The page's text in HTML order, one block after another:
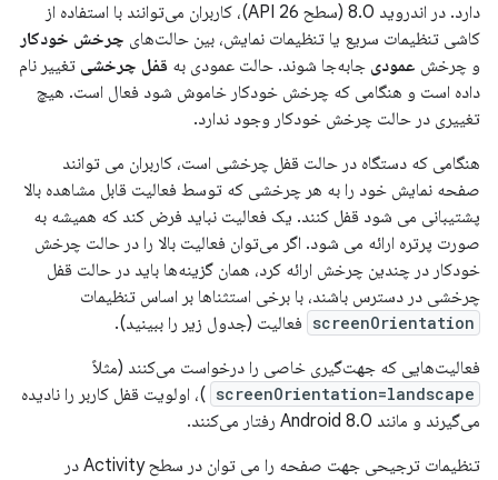
دارد. در اندروید 8.0 (سطح API 26)، کاربران می‌توانند با استفاده از
کاشی تنظیمات سریع یا تنظیمات نمایش، بین حالت‌های چرخش خودکار
و چرخش عمودی جابه‌جا شوند. حالت عمودی به قفل چرخشی تغییر نام
داده است و هنگامی که چرخش خودکار خاموش شود فعال است. هیچ
تغییری در حالت چرخش خودکار وجود ندارد.
هنگامی که دستگاه در حالت قفل چرخشی است، کاربران می توانند
صفحه نمایش خود را به هر چرخشی که توسط فعالیت قابل مشاهده بالا
پشتیبانی می شود قفل کنند. یک فعالیت نباید فرض کند که همیشه به
صورت پرتره ارائه می شود. اگر می‌توان فعالیت بالا را در حالت چرخش
خودکار در چندین چرخش ارائه کرد، همان گزینه‌ها باید در حالت قفل
چرخشی در دسترس باشند، با برخی استثناها بر اساس تنظیمات
screenOrientation فعالیت (جدول زیر را ببینید).
فعالیت‌هایی که جهت‌گیری خاصی را درخواست می‌کنند (مثلاً
screenOrientation=landscape )، اولویت قفل کاربر را نادیده
می‌گیرند و مانند Android 8.0 رفتار می‌کنند.
تنظیمات ترجیحی جهت صفحه را می توان در سطح Activity در